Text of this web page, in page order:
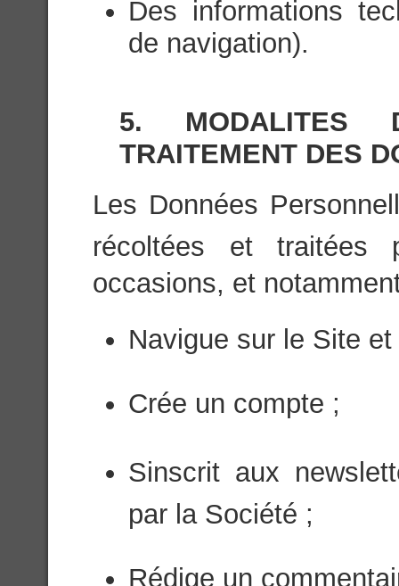
Des informations
de navigation).
5. MODALITES
TRAITEMENT DES
Les Données
récoltées et traitées
occasions, et
Navigue sur le Site
Crée un compte ;
Sinscrit aux
par la Société ;
Rédige un